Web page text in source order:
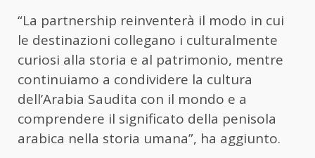
“La partnership reinventerà il modo in cui
le destinazioni collegano i culturalmente
curiosi alla storia e al patrimonio, mentre
continuiamo a condividere la cultura
dell’Arabia Saudita con il mondo e a
comprendere il significato della penisola
arabica nella storia umana”, ha aggiunto.